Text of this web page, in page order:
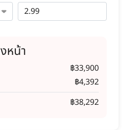
หน้า
฿33,900
฿4,392
฿38,292